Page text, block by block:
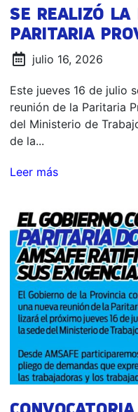
SE REALIZÓ LA
PARITARIA
julio 16, 2026
Este jueves 16 de julio
reunión de la Paritaria
del Ministerio de
de la...
Leer más